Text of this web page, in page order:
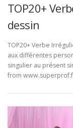
TOP20+
dessin
TOP20+ Verbe
aux différentes
singulier au présent
from